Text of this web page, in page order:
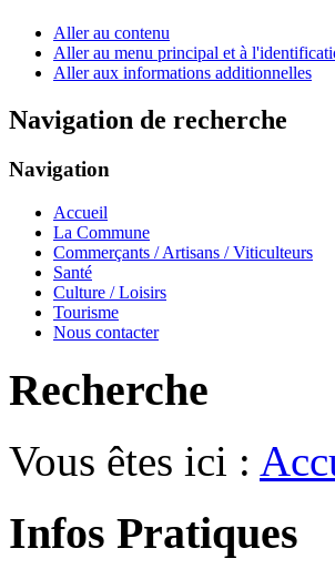
Aller au contenu
Aller au menu principal et à
Aller aux informations additionnelles
Navigation de recherche
Navigation
Accueil
La Commune
Commerçants / Artisans / Viticulteurs
Santé
Culture / Loisirs
Tourisme
Nous contacter
Recherche
Vous êtes ici :
Infos Pratiques